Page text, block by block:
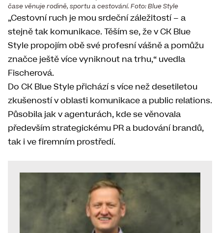
čase věnuje rodině, sportu a cestování. Foto: Blue Style
„Cestovní ruch je mou srdeční záležitostí – a
stejně tak komunikace. Těším se, že v CK Blue
Style propojím obě své profesní vášně a pomůžu
značce ještě více vyniknout na trhu,“ uvedla
Fischerová.
Do CK Blue Style přichází s více než desetiletou
zkušeností v oblasti komunikace a public relations.
Působila jak v agenturách, kde se věnovala
především strategickému PR a budování brandů,
tak i ve firemním prostředí.